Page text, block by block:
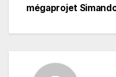
mégaprojet